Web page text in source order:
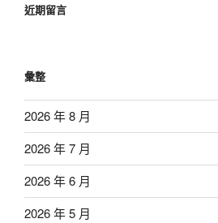
近期留言
彙整
2026 年 8 月
2026 年 7 月
2026 年 6 月
2026 年 5 月